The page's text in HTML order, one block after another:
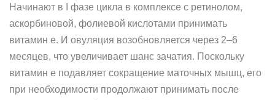
Начинают в I фазе цикла в комплексе с ретинолом,
аскорбиновой, фолиевой кислотами принимать
витамин е. И овуляция возобновляется через 2–6
месяцев, что увеличивает шанс зачатия. Поскольку
витамин е подавляет сокращение маточных мышц, его
при необходимости продолжают принимать после